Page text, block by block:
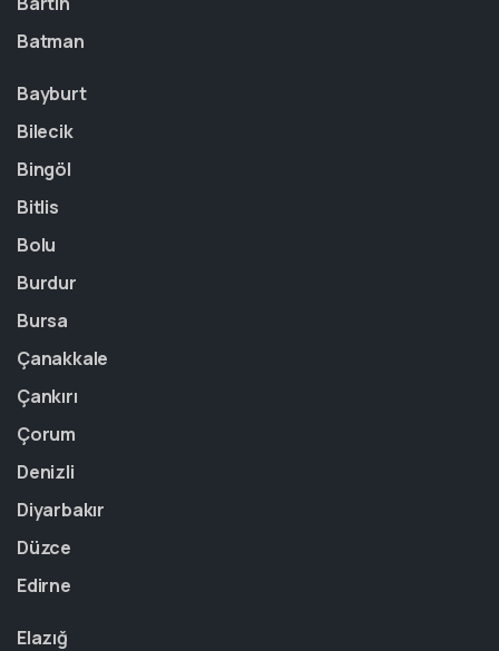
Batman
Bayburt
Bilecik
Bingöl
Bitlis
Bolu
Burdur
Bursa
Çanakkale
Çankırı
Çorum
Denizli
Diyarbakır
Düzce
Edirne
Elazığ